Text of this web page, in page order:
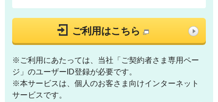
ご利用はこちら
※ご利用にあたっては、当社「ご契約者さま専用ペー
ジ」のユーザーID登録が必要です。
※本サービスは、個人のお客さま向けインターネット
サービスです。